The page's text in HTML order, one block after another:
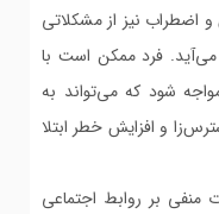
اضطراب نیز از مشکلاتی
فرد ممکن است با
شود که می‌تواند به
و افزایش خطر ابتلا
منفی بر روابط اجتماعی